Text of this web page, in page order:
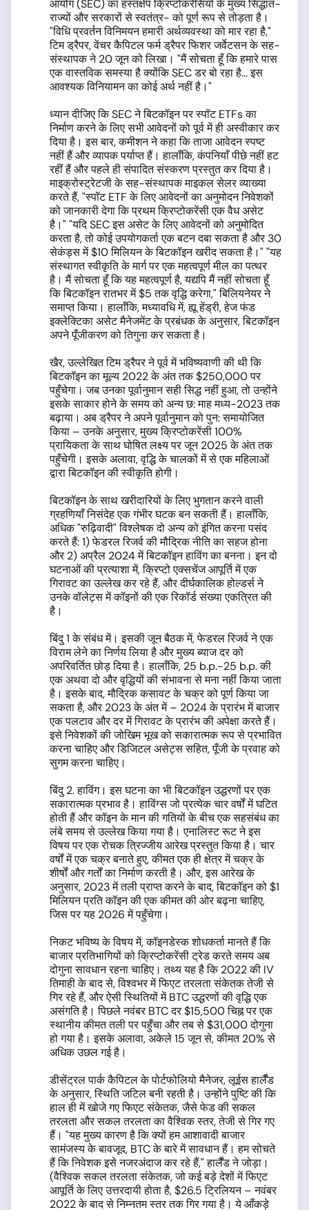
आयोग (SEC) का हस्तक्षेप क्रिप्टोकरेंसियों के मुख्य सिद्धांत-
राज्यों और सरकारों से स्वतंत्र- को पूर्ण रूप से तोड़ता है।
"विधि प्रवर्तन विनिमयन हमारी अर्थव्यवस्था को मार रहा है,"
टिम ड्रैपर, वेंचर कैपिटल फर्म ड्रैपर फिशर जर्वेटसन के सह-
संस्थापक ने 20 जून को लिखा। "मैं सोचता हूँ कि हमारे पास
एक वास्तविक समस्या है क्योंकि SEC डर बो रहा है... इस
आवश्यक विनियामन का कोई अर्थ नहीं है।"
ध्यान दीजिए कि SEC ने बिटकॉइन पर स्पॉट ETFs का
निर्माण करने के लिए सभी आवेदनों को पूर्व में ही अस्वीकार कर
दिया है। इस बार, कमीशन ने कहा कि ताजा आवेदन स्पष्ट
नहीं हैं और व्यापक पर्याप्त हैं। हालाँकि, कंपनियाँ पीछे नहीं हट
रहीं हैं और पहले ही संपादित संस्करण प्रस्तुत कर दिया है।
माइक्रोस्ट्रेटजी के सह-संस्थापक माइकल सेलर व्याख्या
करते हैं, "स्पॉट ETF के लिए आवेदनों का अनुमोदन निवेशकों
को जानकारी देगा कि प्रथम क्रिप्टोकरेंसी एक वैध असेट
है।" "यदि SEC इस असेट के लिए आवेदनों को अनुमोदित
करता है, तो कोई उपयोगकर्ता एक बटन दबा सकता है और 30
सेकंड्स में $10 मिलियन के बिटकॉइन खरीद सकता है।" "यह
संस्थागत स्वीकृति के मार्ग पर एक महत्वपूर्ण मील का पत्थर
है। मैं सोचता हूँ कि यह महत्वपूर्ण है, यद्यपि मैं नहीं सोचता हूँ
कि बिटकॉइन रातभर में $5 तक वृद्धि करेगा," बिलियनेयर ने
समाप्त किया। हालाँकि, मध्यावधि में, ह्यू हेंड्री, हेज फंड
इक्लेक्टिका असेट मैनेजमेंट के प्रबंधक के अनुसार, बिटकॉइन
अपने पूँजीकरण को तिगुना कर सकता है।
खैर, उल्लेखित टिम ड्रैपर ने पूर्व में भविष्यवाणी की थी कि
बिटकॉइन का मूल्य 2022 के अंत तक $250,000 पर
पहुँचेगा। जब उनका पूर्वानुमान सही सिद्ध नहीं हुआ, तो उन्होंने
इसके साकार होने के समय को अन्य छ: माह मध्य-2023 तक
बढ़ाया। अब ड्रैपर ने अपने पूर्वानुमान को पुन: समायोजित
किया – उनके अनुसार, मुख्य क्रिप्टोकरेंसी 100%
प्रायिकता के साथ घोषित लक्ष्य पर जून 2025 के अंत तक
पहुँचेगी। इसके अलावा, वृद्धि के चालकों में से एक महिलाओं
द्वारा बिटकॉइन की स्वीकृति होगी।
बिटकॉइन के साथ खरीदारियों के लिए भुगतान करने वाली
ग्रहणियाँ निसंदेह एक गंभीर घटक बन सकती हैं। हालाँकि,
अधिक "रुढ़िवादी" विश्लेषक दो अन्य को इंगित करना पसंद
करते हैं: 1) फेडरल रिजर्व की मौद्रिक नीति का सहज होना
और 2) अप्रैल 2024 में बिटकॉइन हाविंग का बनना। इन दो
घटनाओं की प्रत्याशा में, क्रिप्टो एक्सचेंज आपूर्ति में एक
गिरावट का उल्लेख कर रहे हैं, और दीर्घकालिक होल्डर्स ने
उनके वॉलेट्स में कॉइनों की एक रिकॉर्ड संख्या एकत्रित की
है।
बिंदु 1 के संबंध में। इसकी जून बैठक में, फेडरल रिजर्व ने एक
विराम लेने का निर्णय लिया है और मुख्य ब्याज दर को
अपरिवर्तित छोड़ दिया है। हालाँकि, 25 b.p.-25 b.p. की
एक अथवा दो और वृद्धियों की संभावना से मना नहीं किया जाता
है। इसके बाद, मौद्रिक कसावट के चक्र को पूर्ण किया जा
सकता है, और 2023 के अंत में – 2024 के प्रारंभ में बाजार
एक पलटाव और दर में गिरावट के प्रारंभ की अपेक्षा करते हैं।
इसे निवेशकों की जोखिम भूख को सकारात्मक रूप से प्रभावित
करना चाहिए और डिजिटल असेट्स सहित, पूँजी के प्रवाह को
सुगम करना चाहिए।
बिंदु 2. हाविंग। इस घटना का भी बिटकॉइन उद्धरणों पर एक
सकारात्मक प्रभाव है। हाविंग्स जो प्रत्येक चार वर्षों में घटित
होती हैं और कॉइन के मान की गतियों के बीच एक सहसंबंध का
लंबे समय से उल्लेख किया गया है। एनालिस्ट रूट ने इस
विषय पर एक रोचक त्रिज्जीय आरेख प्रस्तुत किया है। चार
वर्षों में एक चक्र बनाते हुए, कीमत एक ही क्षेत्र में चक्र के
शीर्षों और गर्तों का निर्माण करती है। और, इस आरेख के
अनुसार, 2023 में तली प्राप्त करने के बाद, बिटकॉइन को $1
मिलियन प्रति कॉइन की एक कीमत की ओर बढ़ना चाहिए,
जिस पर यह 2026 में पहुँचेगा।
निकट भविष्य के विषय में, कॉइनडेस्क शोधकर्ता मानते हैं कि
बाजार प्रतिभागियों को क्रिप्टोकरेंसी ट्रेड करते समय अब
दोगुना सावधान रहना चाहिए। तथ्य यह है कि 2022 की IV
तिमाही के बाद से, विश्वभर में फिएट तरलता संकेतक तेजी से
गिर रहे हैं, और ऐसी स्थितियों में BTC उद्धरणों की वृद्धि एक
असंगति है। पिछले नवंबर BTC दर $15,500 चिह्न पर एक
स्थानीय कीमत तली पर पहुँचा और तब से $31,000 दोगुना
हो गया है। इसके अलावा, अकेले 15 जून से, कीमत 20% से
अधिक उछल गई है।
डीसेंट्रल पार्क कैपिटल के पोर्टफोलियो मैनेजर, लूईस हार्लैंड
के अनुसार, स्थिति जटिल बनी रहती है। उन्होंने पुष्टि की कि
हाल ही में खोजे गए फिएट संकेतक, जैसे फेड की सकल
तरलता और सकल तरलता का वैश्विक स्तर, तेजी से गिर गए
हैं। "यह मुख्य कारण है कि क्यों हम आशावादी बाजार
सामंजस्य के बावजूद, BTC के बारे में सावधान हैं। हम सोचते
हैं कि निवेशक इसे नजरअंदाज कर रहे हैं," हार्लैंड ने जोड़ा।
(वैश्विक सकल तरलता संकेतक, जो कई बड़े देशों में फिएट
आपूर्ति के लिए उत्तरदायी होता है, $26.5 ट्रिलियन – नवंबर
2022 के बाद से निम्नतम स्तर तक गिर गया है। ये आँकड़े